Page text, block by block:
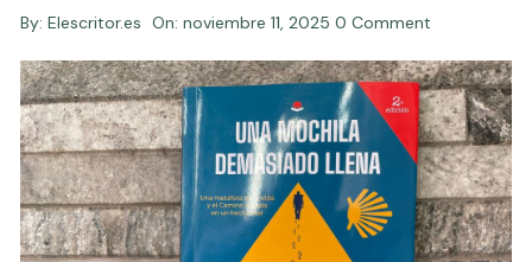
By: Elescritor.es On:noviembre 11, 2025 0 Comment